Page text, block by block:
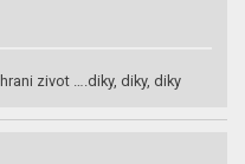
zivot ….diky, diky, diky